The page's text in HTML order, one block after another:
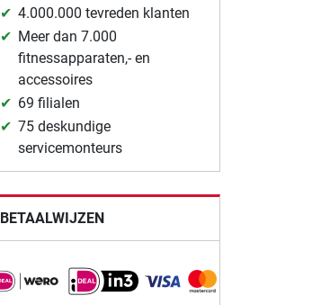
4.000.000 tevreden klanten
Meer dan 7.000
fitnessapparaten,- en
accessoires
69 filialen
75 deskundige
servicemonteurs
BETAALWIJZEN